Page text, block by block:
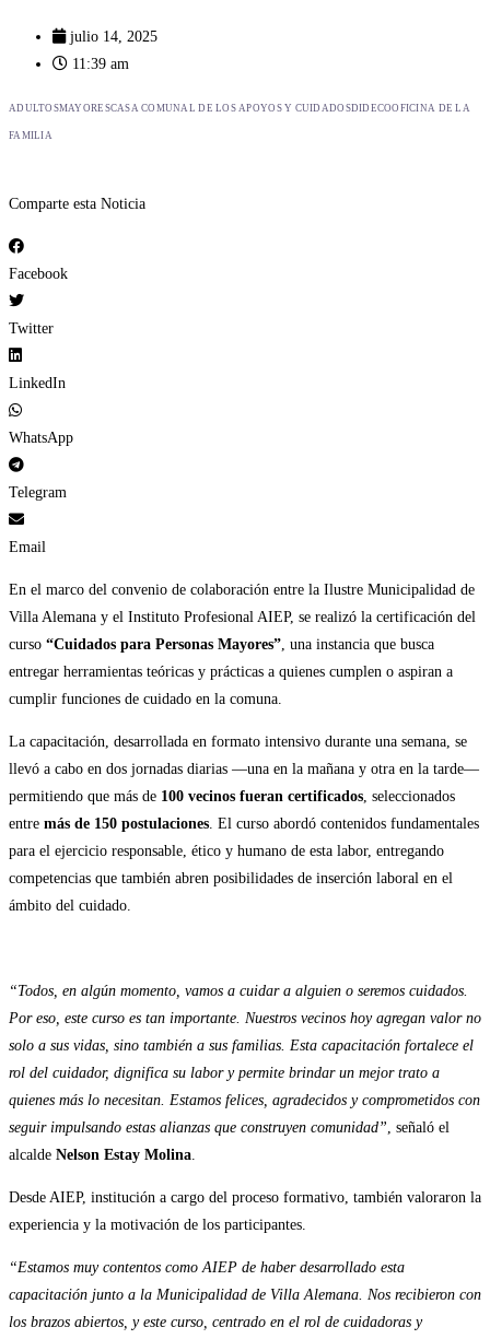
julio 14, 2025
11:39 am
ADULTOSMAYORESCASA COMUNAL DE LOS APOYOS Y CUIDADOSDIDECOOFICINA DE LA
FAMILIA
Comparte esta Noticia
Facebook
Twitter
LinkedIn
WhatsApp
Telegram
Email
En el marco del convenio de colaboración entre la Ilustre Municipalidad de
Villa Alemana y el Instituto Profesional AIEP, se realizó la certificación del
curso “Cuidados para Personas Mayores” , una instancia que busca
entregar herramientas teóricas y prácticas a quienes cumplen o aspiran a
cumplir funciones de cuidado en la comuna.
La capacitación, desarrollada en formato intensivo durante una semana, se
llevó a cabo en dos jornadas diarias —una en la mañana y otra en la tarde—
permitiendo que más de 100 vecinos fueran certificados , seleccionados
entre más de 150 postulaciones . El curso abordó contenidos fundamentales
para el ejercicio responsable, ético y humano de esta labor, entregando
competencias que también abren posibilidades de inserción laboral en el
ámbito del cuidado.
“Todos, en algún momento, vamos a cuidar a alguien o seremos cuidados.
Por eso, este curso es tan importante. Nuestros vecinos hoy agregan valor no
solo a sus vidas, sino también a sus familias. Esta capacitación fortalece el
rol del cuidador, dignifica su labor y permite brindar un mejor trato a
quienes más lo necesitan. Estamos felices, agradecidos y comprometidos con
seguir impulsando estas alianzas que construyen comunidad” , señaló el
alcalde Nelson Estay Molina
Desde AIEP, institución a cargo del proceso formativo, también valoraron la
experiencia y la motivación de los participantes.
“Estamos muy contentos como AIEP de haber desarrollado esta
capacitación junto a la Municipalidad de Villa Alemana. Nos recibieron con
los brazos abiertos, y este curso, centrado en el rol de cuidadoras y